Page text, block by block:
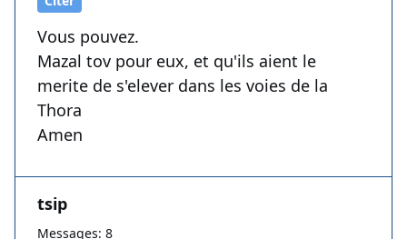
Vous pouvez.
Mazal tov pour eux, et qu'ils aient le
merite de s'elever dans les voies de la
Thora
Amen
tsip
Messages: 8